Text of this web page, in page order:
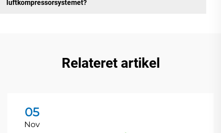
luftkompressorsystemet?
Relateret artikel
05
Nov